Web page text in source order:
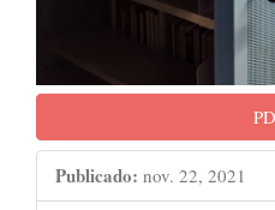
Publicado: nov. 22, 2021